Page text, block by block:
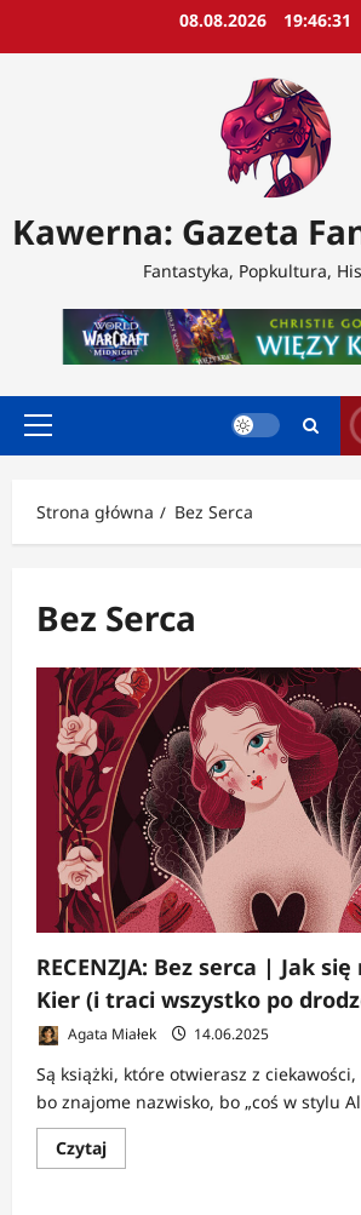
08.08.2026 19:46:32
Kawerna: Gazeta
Fantastyka, Popkultura,
Menu
Strona główna Bez Serca
Bez Serca
RECENZJA: Bez serca | Jak
Kier (i traci wszystko po
Agata Miałek 14.06.2025
Są książki, które otwierasz z ciekawości,
bo znajome nazwisko, bo „coś w stylu
CzytajDowiedz
się